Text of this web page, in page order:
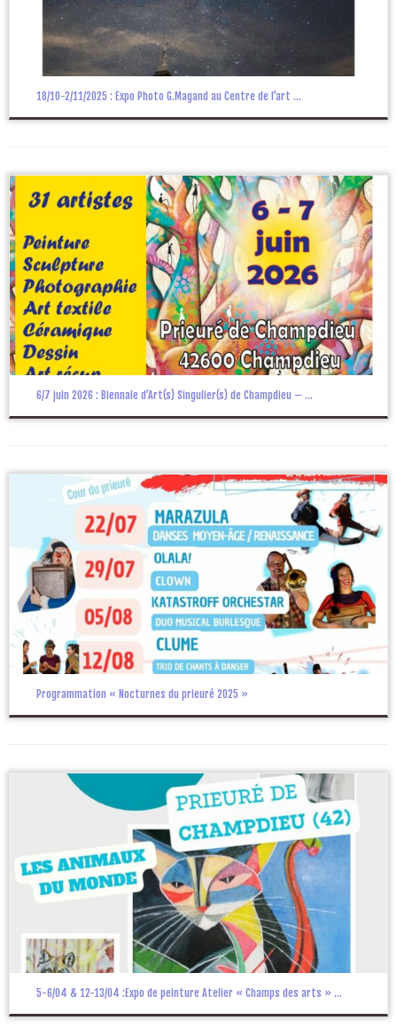
18/10-2/11/2025 : Expo Photo G.Magand au Centre de l’art ...
6/7 juin 2026 : Biennale d’Art(s) Singulier(s) de Champdieu – ...
Programmation « Nocturnes du prieuré 2025 »
5-6/04 & 12-13/04 :Expo de peinture Atelier « Champs des arts » ...